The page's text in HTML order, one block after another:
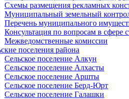
Схемы размещения рекламных
Муниципальный земельный
Перечень муниципального
Консультация по вопросам в сфере
Межведомственные комиссии
поселения района
Сельское поселение Алкун
Сельское поселение Алхасты
Сельское поселение Аршты
Сельское поселение Берд-Юрт
Сельское поселение Галашки